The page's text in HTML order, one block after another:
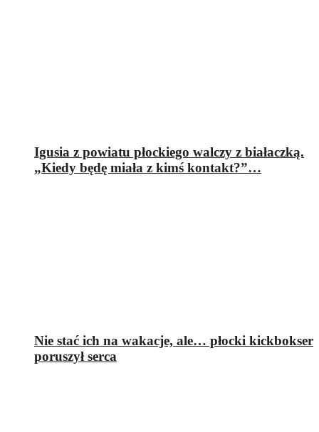
Igusia z powiatu płockiego walczy z białaczką.
„Kiedy będę miała z kimś kontakt?”…
Nie stać ich na wakacje, ale… płocki kickbokser
poruszył serca